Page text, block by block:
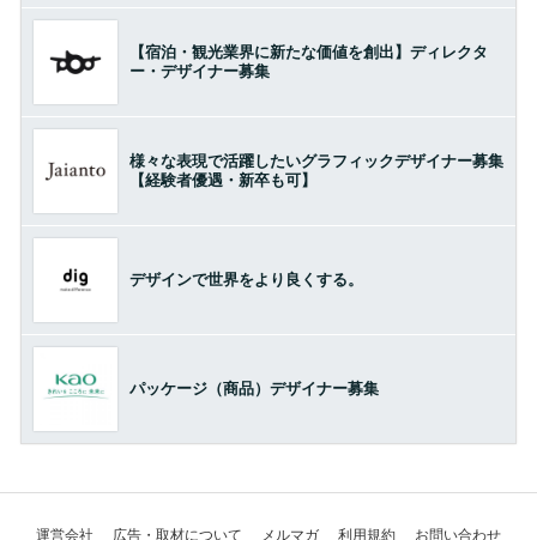
【宿泊・観光業界に新たな価値を創出】ディレクタ
ー・デザイナー募集
様々な表現で活躍したいグラフィックデザイナー募集
【経験者優遇・新卒も可】
デザインで世界をより良くする。
パッケージ（商品）デザイナー募集
運営会社 広告・取材について メルマガ 利用規約 お問い合わせ